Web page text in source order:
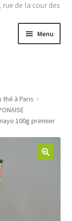
de la cour des
Menu
menu
Ouvrir
le
menu
enfant
Ouvrir
le
à Paris
100g premier